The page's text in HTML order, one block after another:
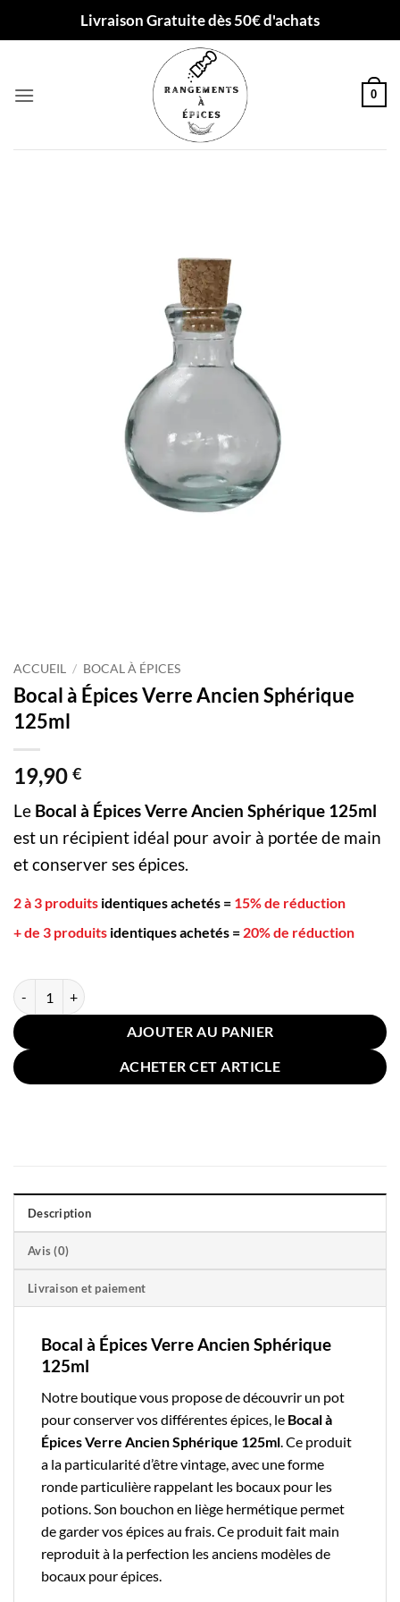
Livraison Gratuite dès 50€ d'achats
0
ACCUEIL / BOCAL À ÉPICES
Bocal à Épices Verre Ancien Sphérique
125ml
19,90 €
Le Bocal à Épices Verre Ancien Sphérique 125ml
est un récipient idéal pour avoir à portée de main
et conserver ses épices.
2 à 3 produits identiques achetés = 15% de réduction
+ de 3 produits identiques achetés = 20% de réduction
quantité de Bocal à Épices Verre Ancien Sphérique 125ml
AJOUTER AU PANIER
ACHETER CET ARTICLE
Description
Avis (0)
Livraison et paiement
Bocal à Épices Verre Ancien Sphérique
125ml
Notre boutiquevous propose de découvrir un pot
pour conserver vos différentes épices, le Bocal à
Épices Verre Ancien Sphérique 125ml . Ce produit
a la particularité d’être vintage, avec une forme
ronde particulière rappelant les bocaux pour les
potions. Son bouchon en liège hermétique permet
de garder vos épices au frais. Ce produit fait main
reproduit à la perfection les anciens modèles de
bocaux pour épices